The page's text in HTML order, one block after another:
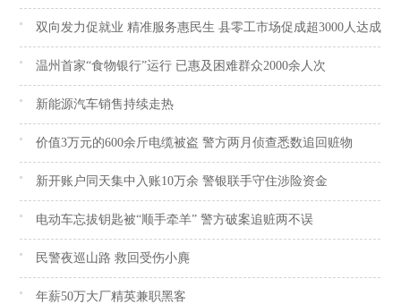
双向发力促就业 精准服务惠民生 县零工市场促成超3000人达成就
温州首家“食物银行”运行 已惠及困难群众2000余人次
新能源汽车销售持续走热
价值3万元的600余斤电缆被盗 警方两月侦查悉数追回赃物
新开账户同天集中入账10万余 警银联手守住涉险资金
电动车忘拔钥匙被“顺手牵羊” 警方破案追赃两不误
民警夜巡山路 救回受伤小麂
年薪50万大厂精英兼职黑客